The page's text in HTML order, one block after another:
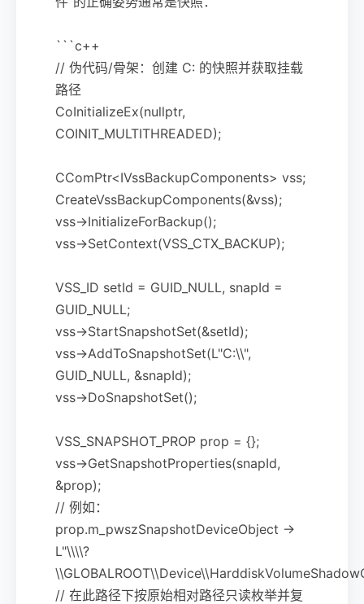
```c++
// 伪代码/骨架：创建 C: 的快照并获取挂载
路径
CoInitializeEx(nullptr,
COINIT_MULTITHREADED);
CComPtr<IVssBackupComponents> vss;
CreateVssBackupComponents(&vss);
vss->InitializeForBackup();
vss->SetContext(VSS_CTX_BACKUP);
VSS_ID setId = GUID_NULL, snapId =
GUID_NULL;
vss->StartSnapshotSet(&setId);
vss->AddToSnapshotSet(L"C:\\",
GUID_NULL, &snapId);
vss->DoSnapshotSet();
VSS_SNAPSHOT_PROP prop = {};
vss->GetSnapshotProperties(snapId,
&prop);
// 例如：
prop.m_pwszSnapshotDeviceObject ->
L"\\\\?
// 在此路径下按原始相对路径只读枚举并复